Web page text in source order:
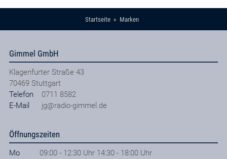
Startseite Marken
Gimmel GmbH
Klagenfurter Straße 43
70469 Stuttgart
Telefon
0711 8582
E-Mail
jg@radio-gimmel.de
Öffnungszeiten
Mo 09:00 - 12:30 Uhr 14:30 - 18:00 Uhr